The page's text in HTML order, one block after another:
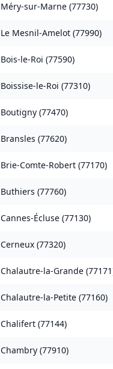
Méry-sur-Marne (77730)
Le Mesnil-Amelot (77990)
Bois-le-Roi (77590)
Boissise-le-Roi (77310)
Boutigny (77470)
Bransles (77620)
Brie-Comte-Robert (77170)
Buthiers (77760)
Cannes-Écluse (77130)
Cerneux (77320)
Chalautre-la-Grande (77171
Chalautre-la-Petite (77160)
Chalifert (77144)
Chambry (77910)